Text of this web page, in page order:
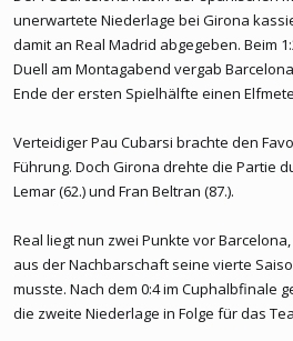
unerwartete Niederlage bei Girona
damit an Real Madrid abgegeben. Beim
Duell am Montagabend vergab
Ende der ersten Spielhälfte einen
Verteidiger Pau Cubarsi brachte den
Führung. Doch Girona drehte die Partie
Lemar (62.) und Fran Beltran (87.).
Real liegt nun zwei Punkte vor
aus der Nachbarschaft seine vierte
musste. Nach dem 0:4 im Cuphalbfinale
die zweite Niederlage in Folge für das